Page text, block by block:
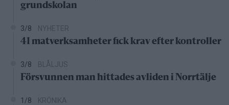
grundskolan
3/8 NYHETER
41 matverksamheter fick krav efter kontroller
3/8 BLÅLJUS
Försvunnen man hittades avliden i Norrtälje
1/8 KRÖNIKA